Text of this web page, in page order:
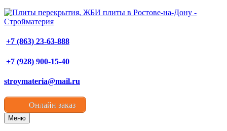
+7 (863) 23-63-888
+7 (928) 900-15-40
stroymateria@mail.ru
Онлайн заказ
Меню